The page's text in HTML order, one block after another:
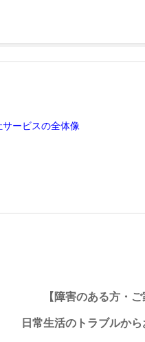
ービスの全体像
【障害のある方・ご
日常生活のトラブルから